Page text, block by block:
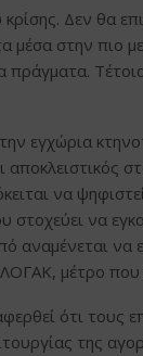
Δεν θα
στην πιο
εγχώρια
να
να
αναμένεται να
μέτρο που
ότι τους
της